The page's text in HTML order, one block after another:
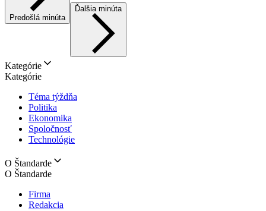
Predošlá minúta
Ďalšia minúta
Kategórie
Kategórie
Téma týždňa
Politika
Ekonomika
Spoločnosť
Technológie
O Štandarde
O Štandarde
Firma
Redakcia